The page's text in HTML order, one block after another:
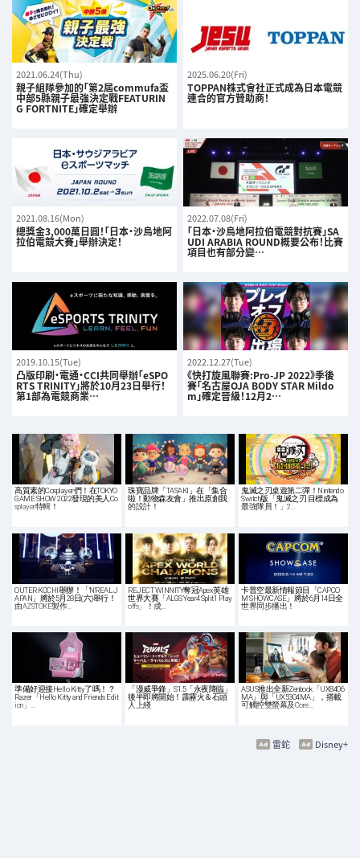
2021.06.24(Thu)
親子組隊參加的「第2屆commufa盃
中部5縣親子最強決定戰FEATURIN
G FORTNITE」確定舉辦
2025.06.20(Fri)
TOPPAN株式會社正式成為日本電競
連合的官方贊助商！
2021.08.16(Mon)
總獎金3,000萬日圓！「日本・沙烏地阿
拉伯電競大賽」舉辦決定！
2022.07.08(Fri)
「日本・沙烏地阿拉伯電競對抗賽」SA
UDI ARABIA ROUND概要公布！比賽
項目也有部分變…
2019.10.15(Tue)
凸版印刷・電通・CCI共同舉辦「eSPO
RTS TRINITY」將於10月23日舉行！
第1部為電競商業…
2022.12.27(Tue)
《快打旋風聯賽:Pro-JP 2022》季後
賽「名古屋OJA BODY STAR Mildo
m」確定晉級！12月2…
高質素的Cosplayer們！在TOKYO
GAME SHOW 2022發現的美人Co
splayer特輯！
珠寶品牌「TASAKI」在「集合
啦！動物森友會」推出原創我
的設計！
鬼滅之刃桌遊第二彈！Nintendo
Switch版「鬼滅之刃 目標成為
最強隊員！」2…
OUTER KOCHI舉辦！「'N'REAL J
APAN」將於5月28日(六)舉行！
由AZSTOKE製作…
REJECT WINNITY奪冠Apex英雄
世界大賽「ALGS Year4 Split1 Play
offs」！成…
卡普空最新情報節目「CAPCO
M SHOWCASE」將於6月14日全
世界同步播出！
準備好迎接Hello Kitty了嗎！？
Razer「Hello Kitty and Friends Edit
ion」…
「漫威爭鋒」S1.5「永夜降臨」
後半即將開始！霹靂火＆石頭
人上綫
ASUS推出全新Zenbook「UX8406
MA」與「UX5304MA」，搭載
可觸控雙螢幕及Core…
Disney+
雷蛇